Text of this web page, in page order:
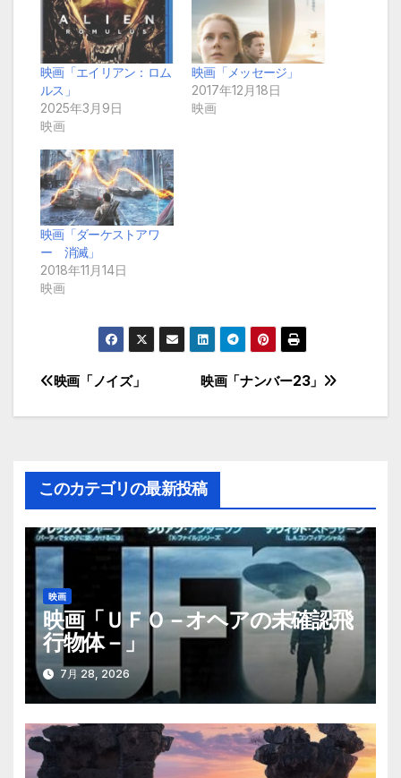
映画「エイリアン：ロム
ルス」
2025年3月9日
映画
映画「メッセージ」
2017年12月18日
映画
映画「ダーケストアワ
ー 消滅」
2018年11月14日
映画
投
稿
ナ
ビ
ゲ
ー
シ
ョ
ン
映画「ナンバー23」
映画「ノイズ」
このカテゴリの最新投稿
映画
映画「ＵＦＯ－オヘアの未確認飛
行物体－」
7月 28, 2026